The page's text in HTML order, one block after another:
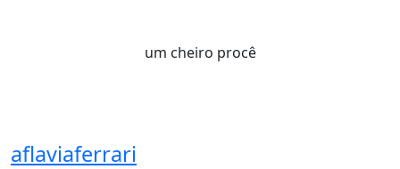
um cheiro procê
aflaviaferrari